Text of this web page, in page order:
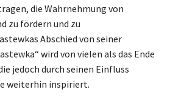
die Wahrnehmung von
zu fördern und zu
Abschied von seiner
wird von vielen als das Ende
jedoch durch seinen Einfluss
weiterhin inspiriert.